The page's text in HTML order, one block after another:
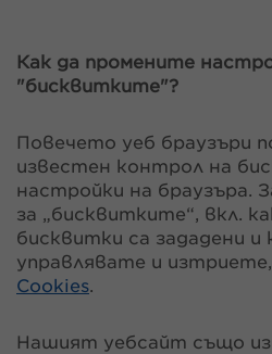
Как да промените
"бисквитките"?
Повечето уеб браузъри
известен контрол на
настройки на браузъра.
за „бисквитките“, вкл.
бисквитки са зададени и
управлявате и
Cookies.
Нашият уебсайт също